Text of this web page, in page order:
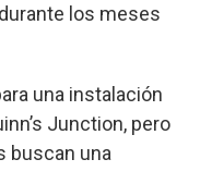
los meses
una instalación
Junction, pero
buscan una